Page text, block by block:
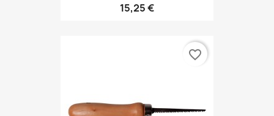
15,25 €
favorite_border